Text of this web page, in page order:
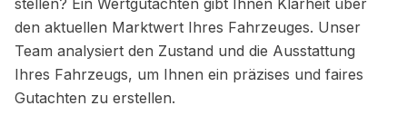
den aktuellen Marktwert Ihres Fahrzeuges. Unser
Team analysiert den Zustand und die Ausstattung
Ihres Fahrzeugs, um Ihnen ein präzises und faires
Gutachten zu erstellen.